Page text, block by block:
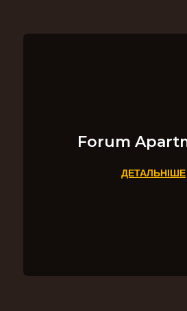
Forum
ДЕТАЛЬНІШЕ